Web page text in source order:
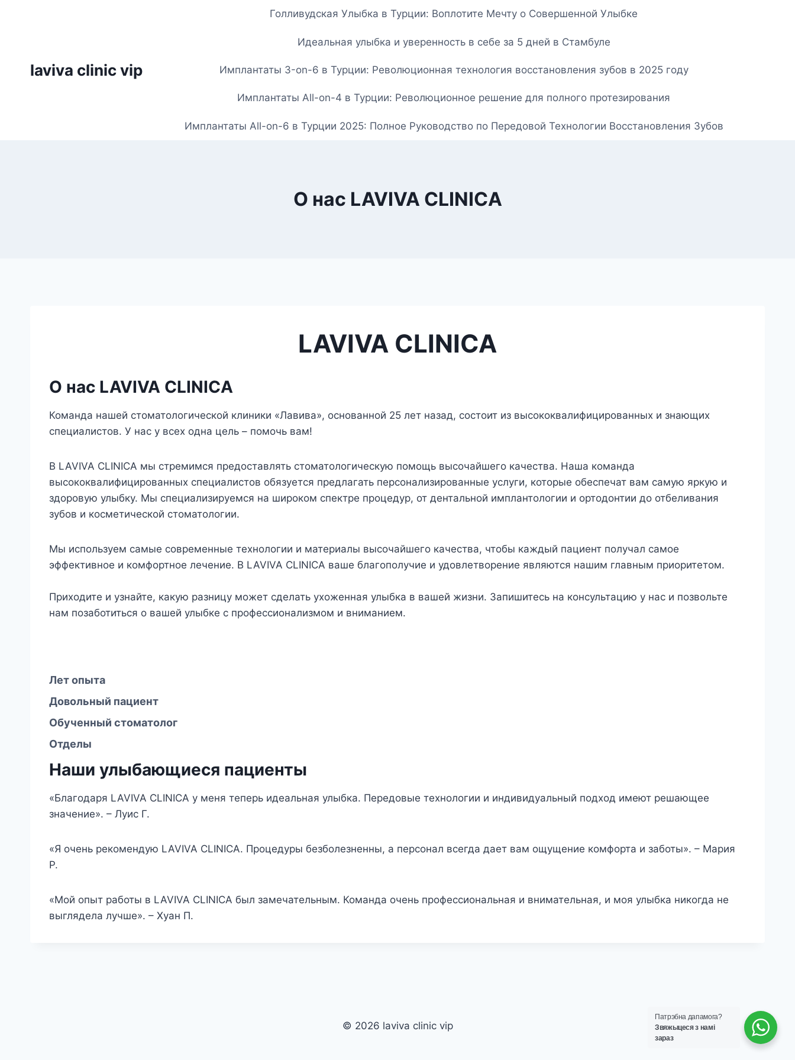
laviva clinic vip
Голливудская Улыбка в Турции: Воплотите Мечту о Совершенной Улыбке
Идеальная улыбка и уверенность в себе за 5 дней в Стамбуле
Имплантаты 3-on-6 в Турции: Революционная технология восстановления зубов в 2025 году
Имплантаты All-on-4 в Турции: Революционное решение для полного протезирования
Имплантаты All-on-6 в Турции 2025: Полное Руководство по Передовой Технологии Восстановления Зубов
О нас LAVIVA CLINICA
LAVIVA CLINICA
О нас LAVIVA CLINICA
Команда нашей стоматологической клиники «Лавива», основанной 25 лет назад, состоит из высококвалифицированных и знающих
специалистов. У нас у всех одна цель – помочь вам!
В LAVIVA CLINICA мы стремимся предоставлять стоматологическую помощь высочайшего качества. Наша команда
высококвалифицированных специалистов обязуется предлагать персонализированные услуги, которые обеспечат вам самую яркую и
здоровую улыбку. Мы специализируемся на широком спектре процедур, от дентальной имплантологии и ортодонтии до отбеливания
зубов и косметической стоматологии.
Мы используем самые современные технологии и материалы высочайшего качества, чтобы каждый пациент получал самое
эффективное и комфортное лечение. В LAVIVA CLINICA ваше благополучие и удовлетворение являются нашим главным приоритетом.
Приходите и узнайте, какую разницу может сделать ухоженная улыбка в вашей жизни. Запишитесь на консультацию у нас и позвольте
нам позаботиться о вашей улыбке с профессионализмом и вниманием.
Лет опыта
Довольный пациент
Обученный стоматолог
Отделы
Наши улыбающиеся пациенты
«Благодаря LAVIVA CLINICA у меня теперь идеальная улыбка. Передовые технологии и индивидуальный подход имеют решающее
значение». – Луис Г.
«Я очень рекомендую LAVIVA CLINICA. Процедуры безболезненны, а персонал всегда дает вам ощущение комфорта и заботы». – Мария
Р.
«Мой опыт работы в LAVIVA CLINICA был замечательным. Команда очень профессиональная и внимательная, и моя улыбка никогда не
выглядела лучше». – Хуан П.
© 2026 laviva clinic vip
Патрэбна дапамога?
Звяжыцеся з намі
зараз